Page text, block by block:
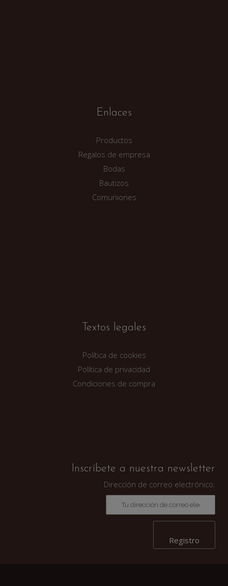
Enlaces
Productos
Regalos de empresa
Bodas
Bautizos
Comuniones
Textos legales
Política de cookies
Política de privacidad
Condiciones de compra
Inscríbete a nuestra newsletter
Dirección de correo electrónico: